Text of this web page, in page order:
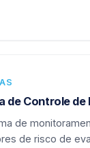
de Controle de
de
de risco de